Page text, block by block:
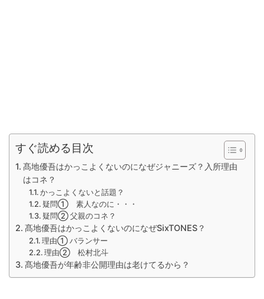
すぐ読める目次
髙地優吾はかっこよくないのになぜジャニーズ？入所理由
はコネ？
かっこよくないと話題？
疑問① 素人なのに・・・
疑問② 父親のコネ？
髙地優吾はかっこよくないのになぜSixTONES？
理由① バランサー
理由② 松村北斗
髙地優吾が年齢非公開理由は老けてるから？